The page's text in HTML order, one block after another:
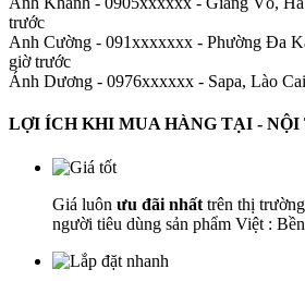
trước
Anh Cường - 091xxxxxxx - Phường Đa
giờ trước
Ánh Dương - 0976xxxxxx - Sapa, Lào
LỢI ÍCH KHI MUA HÀNG TẠI - NỘI
Giá luôn ưu đãi nhất trên thị
người tiêu dùng sản phẩm Việt :